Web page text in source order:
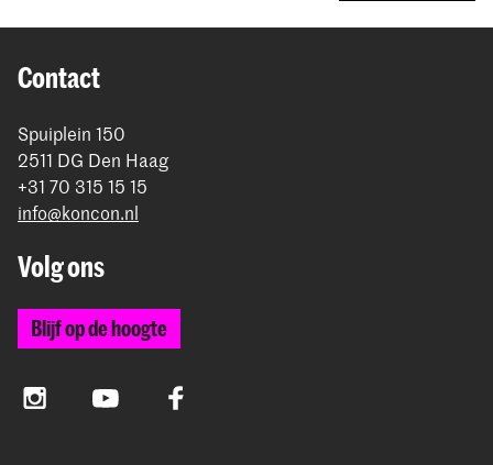
Contact
Spuiplein 150
2511 DG Den Haag
+31 70 315 15 15
info@koncon.nl
Volg ons
Blijf op de hoogte
InstagramYouTube Facebook